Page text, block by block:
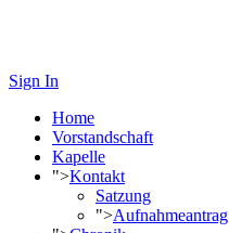
Sign In
Home
Vorstandschaft
Kapelle
">Kontakt
Satzung
">Aufnahmeantrag